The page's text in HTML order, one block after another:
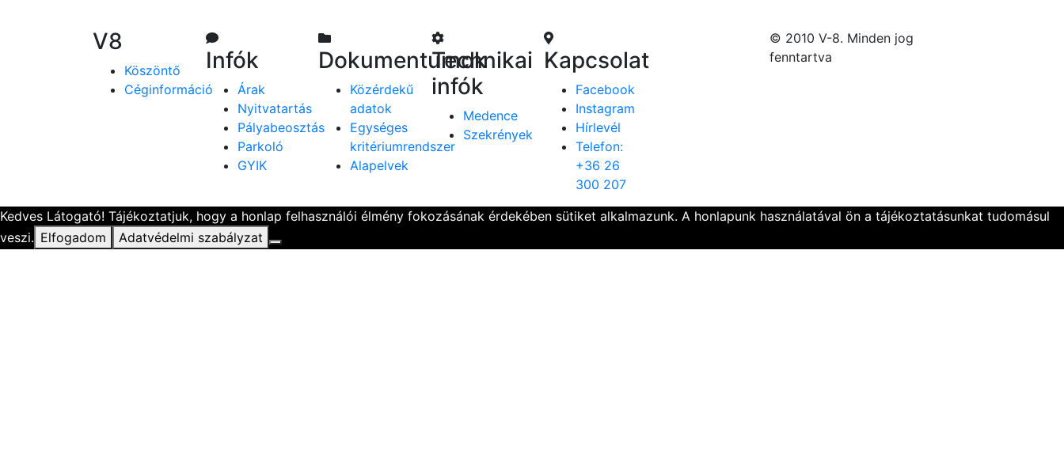
V8
Köszöntő
Céginformáció
Infók
Árak
Nyitvatartás
Pályabeosztás
Parkoló
GYIK
Dokumentumok
Közérdekű
adatok
Egységes
kritériumrendszer
Alapelvek
Technikai
infók
Medence
Szekrények
Kapcsolat
Facebook
Instagram
Hírlevél
Telefon:
+36 26
300 207
© 2010 V-8. Minden jog
fenntartva
Kedves Látogató! Tájékoztatjuk, hogy a honlap felhasználói élmény fokozásának érdekében sütiket alkalmazunk. A honlapunk használatával ön a tájékoztatásunkat tudomásul
veszi. Elfogadom Adatvédelmi szabályzat